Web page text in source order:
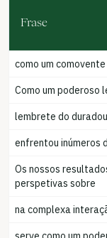
Frase
como um comovente
Como um poderoso
lembrete do
enfrentou inúmeros
Os nossos
perspetivas sobre
na complexa